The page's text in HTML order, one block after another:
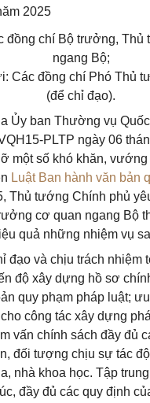
2025
đồng chí Bộ trưởng, Thủ
ngang Bộ;
Các đồng chí Phó Thủ
(để chỉ đạo).
Ủy ban Thường vụ
PLTP ngày 06
một số khó khăn, vướng
Luật Ban hành văn bản
Thủ tướng Chính phủ
cơ quan ngang Bộ
quả những nhiệm vụ
đạo và chịu trách nhiệm
độ xây dựng hồ sơ
quy phạm pháp luật;
công tác xây dựng
vấn chính sách đầy đủ
đối tượng chịu sự tác
nhà khoa học. Tập
đầy đủ các quy định